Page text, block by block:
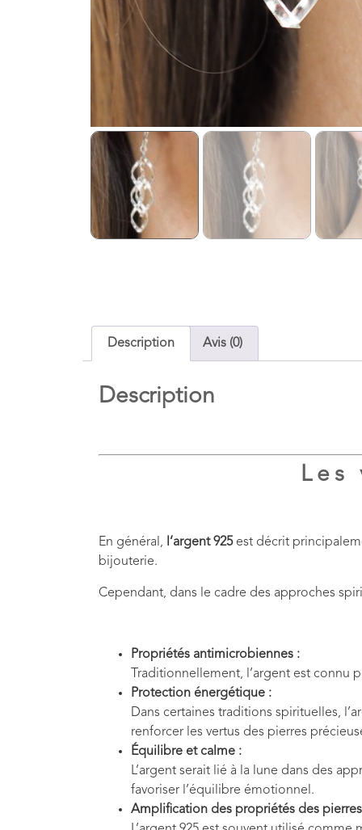
Description Avis (0)
Description
Les
En général, l’argent 925est décrit
bijouterie.
Cependant, dans le cadre des approches
Propriétés antimicrobiennes :
Traditionnellement, l’argent est connu
Protection énergétique :
Dans certaines traditions spirituelles,
renforcer les vertus des pierres
Équilibre et calme :
L’argent serait lié à la lune dans des
favoriser l’équilibre émotionnel.
Amplification des propriétés des